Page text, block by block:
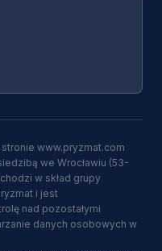
www.pryzmat.com
we Wrocławiu (53-
w skład grupy
i jest
nad pozostałymi
danych osobowych w